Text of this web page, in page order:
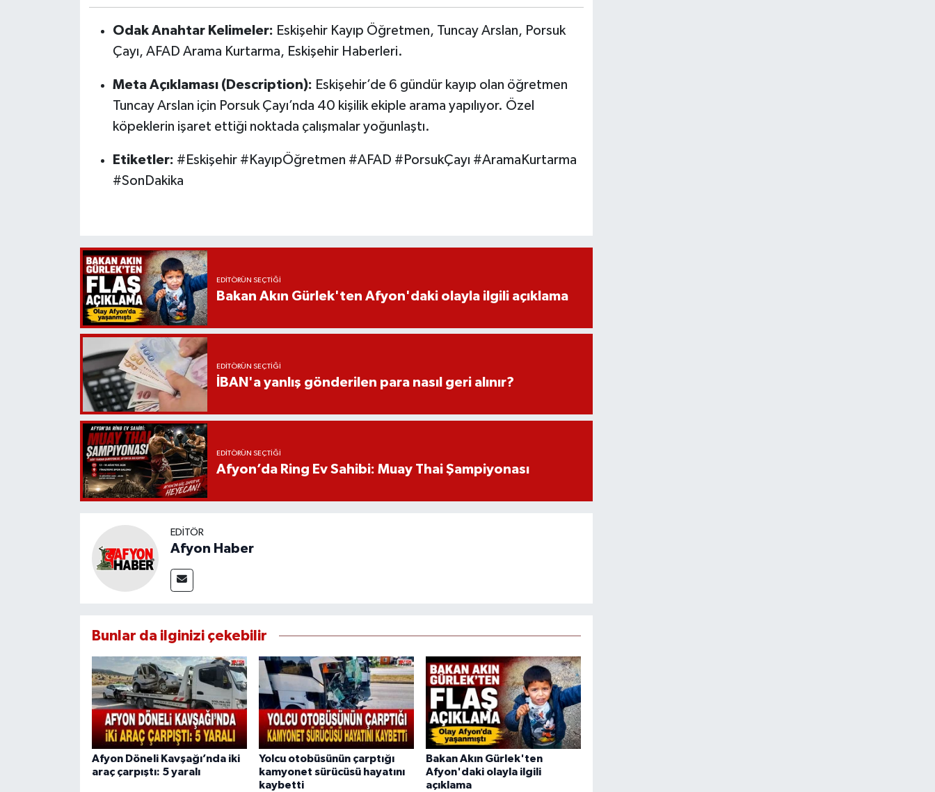
Odak Anahtar Kelimeler: Eskişehir Kayıp Öğretmen, Tuncay Arslan, Porsuk
Çayı, AFAD Arama Kurtarma, Eskişehir Haberleri.
Meta Açıklaması (Description): Eskişehir’de 6 gündür kayıp olan öğretmen
Tuncay Arslan için Porsuk Çayı’nda 40 kişilik ekiple arama yapılıyor. Özel
köpeklerin işaret ettiği noktada çalışmalar yoğunlaştı.
Etiketler: #Eskişehir #KayıpÖğretmen #AFAD #PorsukÇayı #AramaKurtarma
#SonDakika
EDITÖRÜN SEÇTIĞI
Bakan Akın Gürlek'ten Afyon'daki olayla ilgili açıklama
EDITÖRÜN SEÇTIĞI
İBAN'a yanlış gönderilen para nasıl geri alınır?
EDITÖRÜN SEÇTIĞI
Afyon’da Ring Ev Sahibi: Muay Thai Şampiyonası
EDITÖR
Afyon Haber
Bunlar da ilginizi çekebilir
Afyon Döneli Kavşağı’nda iki
araç çarpıştı: 5 yaralı
Yolcu otobüsünün çarptığı
kamyonet sürücüsü hayatını
kaybetti
Bakan Akın Gürlek'ten
Afyon'daki olayla ilgili
açıklama